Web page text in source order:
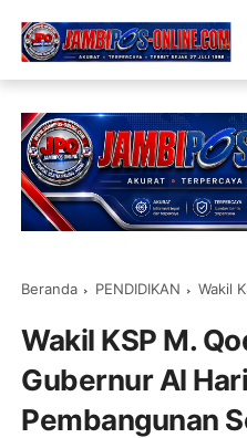
Beranda PENDIDIKAN Wakil KSP M.
Wakil KSP M.
Gubernur Al
Pembangunan